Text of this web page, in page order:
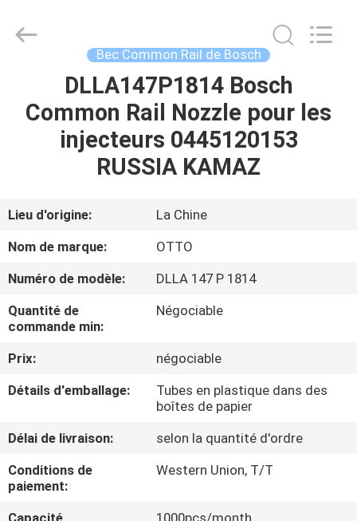
LA
MAISON
À
PROPOS
NOUS
DE
L'USINE
CONTRÔLE
QUALITÉ
OTTO
AUTO
Bec Common Rail de Bosch
DLLA147P1814 Bosch
Common Rail Nozzle pour les
injecteurs 0445120153
RUSSIA KAMAZ
Lieu d'origine:
La Chine
Nom de marque:
OTTO
Numéro de modèle:
DLLA 147 P 1814
Quantité de
commande min:
Négociable
Prix:
négociable
Détails d'emballage:
Tubes en plastique dans des
boîtes de papier
Délai de livraison:
selon la quantité d'ordre
Conditions de
paiement:
Western Union, T/T